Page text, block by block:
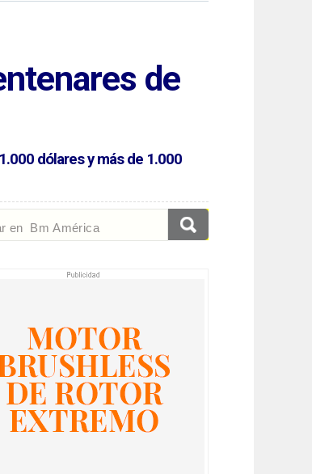
de
dólares y más de 1.000